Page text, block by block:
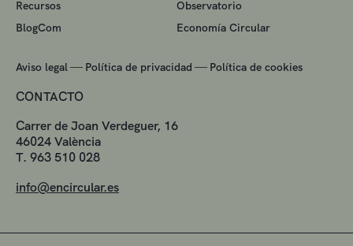
Recursos
Observatorio
BlogCom
Economía Circular
Aviso legal — Política de privacidad — Política de cookies
CONTACTO
Carrer de Joan Verdeguer, 16
46024 València
T. 963 510 028
info@encircular.es